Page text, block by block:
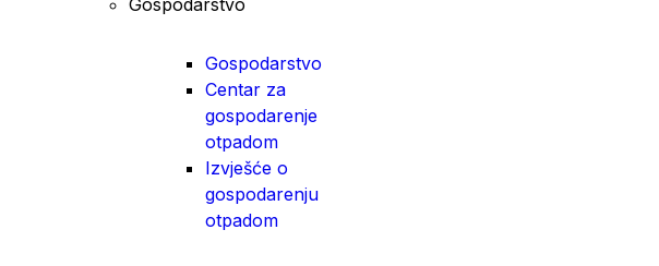
Gospodarstvo
Centar za
gospodarenje
otpadom
Izvješće o
gospodarenju
otpadom